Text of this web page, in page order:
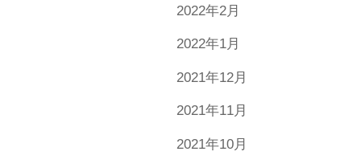
2022年2月
2022年1月
2021年12月
2021年11月
2021年10月